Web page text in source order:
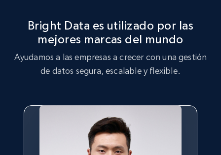
TikTok - Profiles
Account id, Nickname, Biography, Awg
and more.
962+ Prueba gratuita
Bright Data es utilizado por las
mejores marcas del mundo
Ayudamos a las empresas a crecer con una gestión
de datos segura, escalable y flexible.